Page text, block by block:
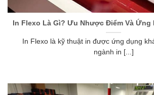
In Flexo Là Gì? Ưu Nhược Điểm Và Ứng
In Flexo là kỹ thuật in được ứng dụng
ngành in [...]